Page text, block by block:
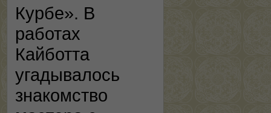
Курбе». В
работах
Кайботта
угадывалось
знакомство